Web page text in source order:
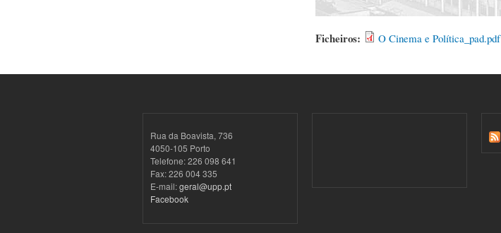
Ficheiros: O Cinema e Política_pad.pdf
Rua da Boavista, 736
4050-105 Porto
Telefone: 226 098 641
Fax: 226 004 335
E-mail:geral@upp.pt
Facebook